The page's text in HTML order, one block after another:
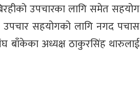
उपचारका लागि समेत सहयोग
उपचार सहयोगको लागि नगद पचास
बाँकेका अध्यक्ष ठाकुरसिंह थारुलाई